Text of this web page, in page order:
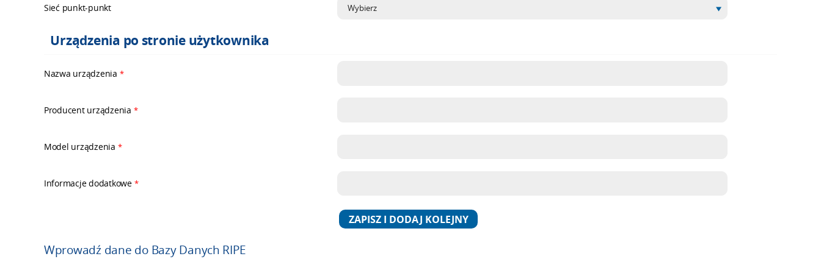
Sieć punkt-punkt
Urządzenia po stronie użytkownika
Nazwa urządzenia *
Producent urządzenia *
Model urządzenia *
Informacje dodatkowe *
Wprowadź dane do Bazy Danych RIPE